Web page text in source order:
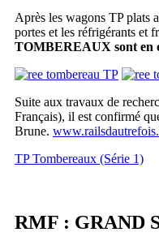
Après les wagons TP plats
portes et les réfrigérants et
TOMBEREAUX sont en
Suite aux travaux de
Français), il est confirmé
Brune.
TP Tombereaux (Série 1)
RMF : GRAND